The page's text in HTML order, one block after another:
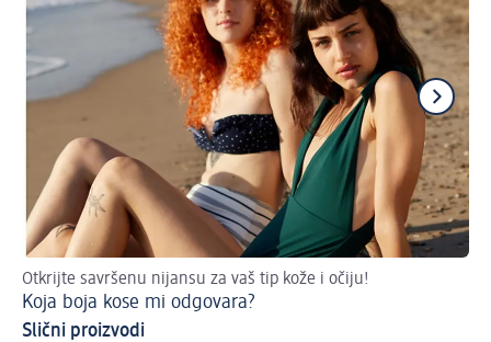
Otkrijte savršenu nijansu za vaš tip kože i očiju!
Koja boja kose mi odgovara?
Slični proizvodi